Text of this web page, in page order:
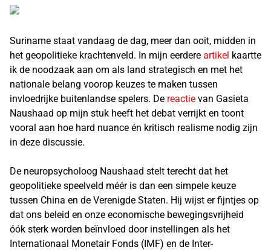
Suriname staat vandaag de dag, meer dan ooit, midden in
het geopolitieke krachtenveld. In mijn eerdere artikel kaartte
ik de noodzaak aan om als land strategisch en met het
nationale belang voorop keuzes te maken tussen
invloedrijke buitenlandse spelers. De reactie van Gasieta
Naushaad op mijn stuk heeft het debat verrijkt en toont
vooral aan hoe hard nuance én kritisch realisme nodig zijn
in deze discussie.
De neuropsycholoog Naushaad stelt terecht dat het
geopolitieke speelveld méér is dan een simpele keuze
tussen China en de Verenigde Staten. Hij wijst er fijntjes op
dat ons beleid en onze economische bewegingsvrijheid
óók sterk worden beïnvloed door instellingen als het
Internationaal Monetair Fonds (IMF) en de Inter-